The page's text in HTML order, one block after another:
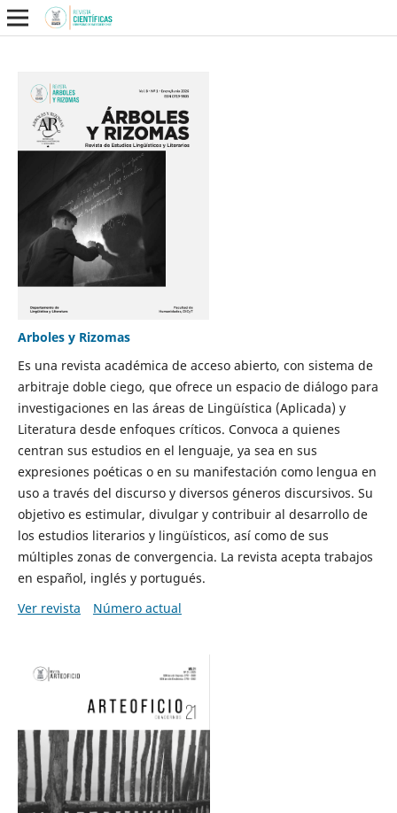
Arboles y Rizomas
Es una revista académica de acceso abierto, con sistema de
arbitraje doble ciego, que ofrece un espacio de diálogo para
investigaciones en las áreas de Lingüística (Aplicada) y
Literatura desde enfoques críticos. Convoca a quienes
centran sus estudios en el lenguaje, ya sea en sus
expresiones poéticas o en su manifestación como lengua en
uso a través del discurso y diversos géneros discursivos. Su
objetivo es estimular, divulgar y contribuir al desarrollo de
los estudios literarios y lingüísticos, así como de sus
múltiples zonas de convergencia. La revista acepta trabajos
en español, inglés y portugués.
Ver revista
Número actual